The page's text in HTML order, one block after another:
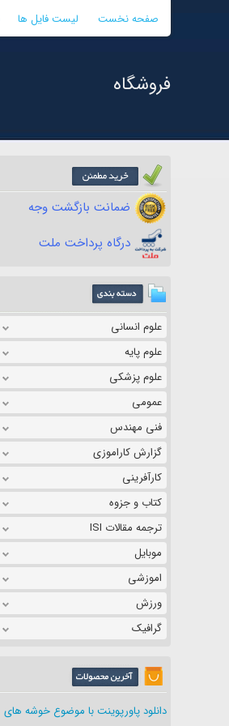
صفحه نخست لیست فایل ها
فروشگاه
ضمانت بازگشت وجه
درگاه پرداخت ملت
علوم انسانی
علوم پایه
علوم پزشکی
عمومی
فنی مهندس
گزارش کاراموزی
کارآفرینی
کتاب و جزوه
ترجمه مقالات ISI
موبایل
اموزشی
ورزش
گرافیک
دانلود پاورپوینت با موضوع خوشه های